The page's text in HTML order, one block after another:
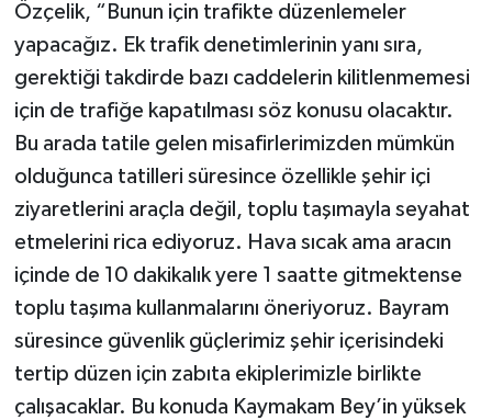
Özçelik, “Bunun için trafikte düzenlemeler
yapacağız. Ek trafik denetimlerinin yanı sıra,
gerektiği takdirde bazı caddelerin kilitlenmemesi
için de trafiğe kapatılması söz konusu olacaktır.
Bu arada tatile gelen misafirlerimizden mümkün
olduğunca tatilleri süresince özellikle şehir içi
ziyaretlerini araçla değil, toplu taşımayla seyahat
etmelerini rica ediyoruz. Hava sıcak ama aracın
içinde de 10 dakikalık yere 1 saatte gitmektense
toplu taşıma kullanmalarını öneriyoruz. Bayram
süresince güvenlik güçlerimiz şehir içerisindeki
tertip düzen için zabıta ekiplerimizle birlikte
çalışacaklar. Bu konuda Kaymakam Bey’in yüksek